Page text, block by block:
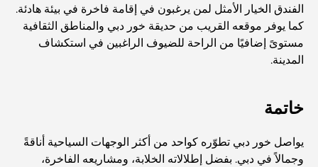
مطاعم الوصل: أشهر أماكن تناول الطعام في دبي
أنشطة يمكنك القيام بها مع الأطفال في دبي: دليل عائلي شامل
الفندق الخيار الأمثل لمن يرغبون في إقامة فاخرة في بيئة هادئة.
كما يوفر موقعه القريب من حديقة خور دبي والمناطق الثقافية
مستوىً إضافيًا من الراحة للضيوف الراغبين في استكشاف
المدينة.
خاتمة
يواصل خور دبي تطوّره كواحد من أكثر الوجهات السياحية أناقةً
وجمالاً في دبي. بفضل إطلالاته الخلابة، ومشاريعه الفاخرة،